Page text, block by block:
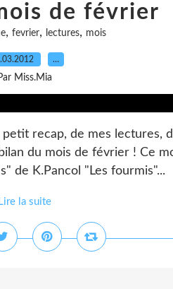
de février
, fevrier, lectures, mois
…
Miss.Mia
recap, de mes lectures,
du mois de février ! Ce
de K.Pancol "Les fourmis"...
Lire la suite